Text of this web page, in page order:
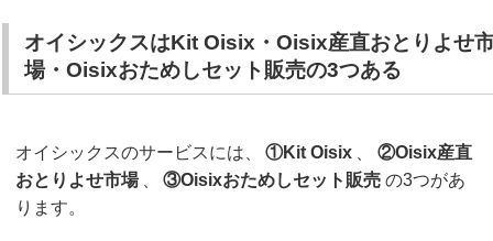
オイシックスはKit Oisix・Oisix産直おとりよせ
場・Oisixおためしセット販売の3つある
オイシックスのサービスには、 ①Kit Oisix
②Oisix産直
おとりよせ市場
③Oisixおためしセット販売 の3つがあ
ります。